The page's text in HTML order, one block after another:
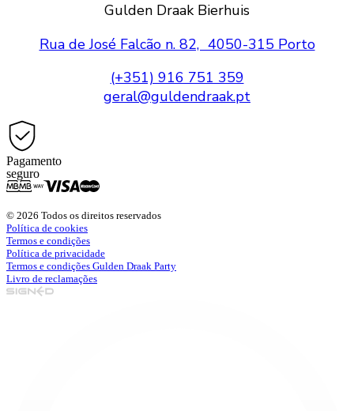
Gulden Draak Bierhuis
Rua de José Falcão n. 82, 4050-315 Porto
(+351) 916 751 359
geral@guldendraak.pt
Pagamento
seguro
© 2026 Todos os direitos reservados
Política de cookies
Termos e condições
Política de privacidade
Termos e condições Gulden Draak Party
Livro de reclamações